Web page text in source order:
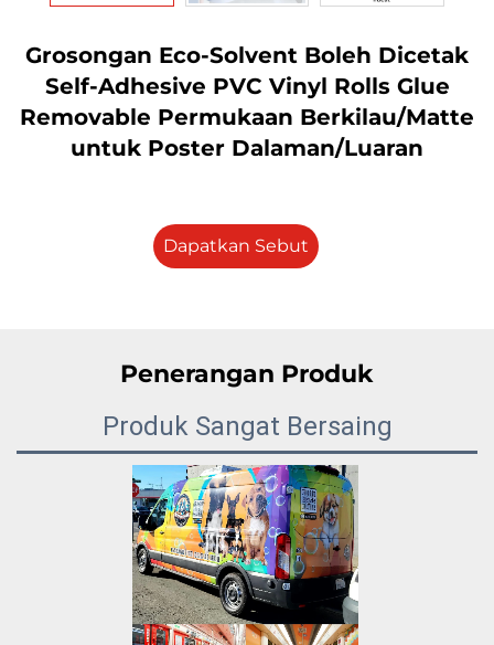
Grosongan Eco-Solvent Boleh Dicetak
Self-Adhesive PVC Vinyl Rolls Glue
Removable Permukaan Berkilau/Matte
untuk Poster Dalaman/Luaran
Dapatkan Sebut
Penerangan Produk
Produk Sangat Bersaing